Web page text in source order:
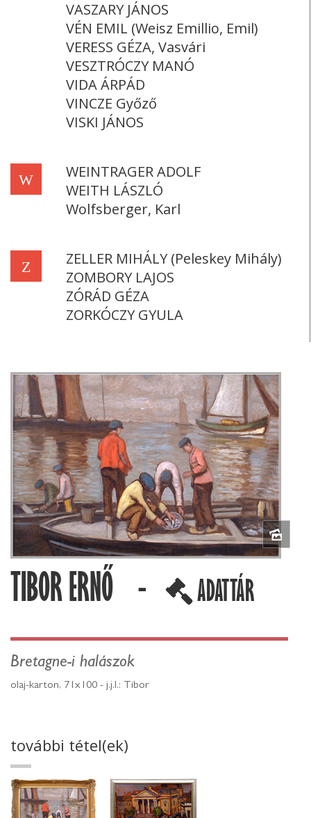
VASZARY JÁNOS
VÉN EMIL (Weisz Emillio, Emil)
VERESS GÉZA, Vasvári
VESZTRÓCZY MANÓ
VIDA ÁRPÁD
VINCZE Győző
VISKI JÁNOS
W
WEINTRAGER ADOLF
WEITH LÁSZLÓ
Wolfsberger, Karl
Z
ZELLER MIHÁLY (Peleskey Mihály)
ZOMBORY LAJOS
ZÓRÁD GÉZA
ZORKÓCZY GYULA
TIBOR ERNŐ - ADATTÁR
Bretagne-i halászok
olaj-karton, 71x100 - j.j.l.: Tibor
további tétel(ek)